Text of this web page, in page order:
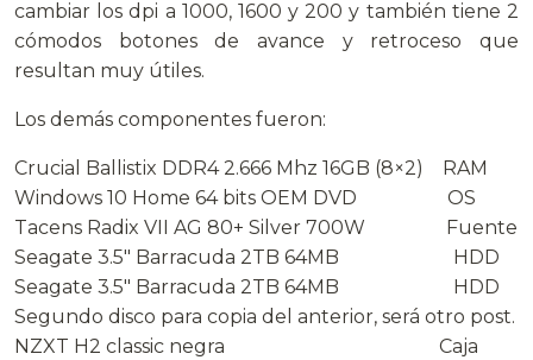
cambiar los dpi a 1000, 1600 y 200 y también tiene 2
cómodos botones de avance y retroceso que
resultan muy útiles.
Los demás componentes fueron:
Crucial Ballistix DDR4 2.666 Mhz 16GB (8×2) RAM
Windows 10 Home 64 bits OEM DVD OS
Tacens Radix VII AG 80+ Silver 700W Fuente
Seagate 3.5″ Barracuda 2TB 64MB HDD
Seagate 3.5″ Barracuda 2TB 64MB HDD
Segundo disco para copia del anterior, será otro post.
NZXT H2 classic negra Caja